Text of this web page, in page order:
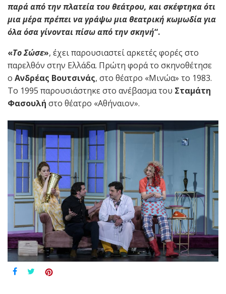
παρά από την πλατεία του θεάτρου, και σκέφτηκα ότι
μια μέρα πρέπει να γράψω μια θεατρική κωμωδία για
όλα όσα γίνονται πίσω από την σκηνή“.
«Το Σώσε», έχει παρουσιαστεί αρκετές φορές στο
παρελθόν στην Ελλάδα. Πρώτη φορά το σκηνοθέτησε
ο Ανδρέας Βουτσινάς, στο θέατρο «Μινώα» το 1983.
Το 1995 παρουσιάστηκε στο ανέβασμα του Σταμάτη
Φασουλή στο θέατρο «Αθήναιον».